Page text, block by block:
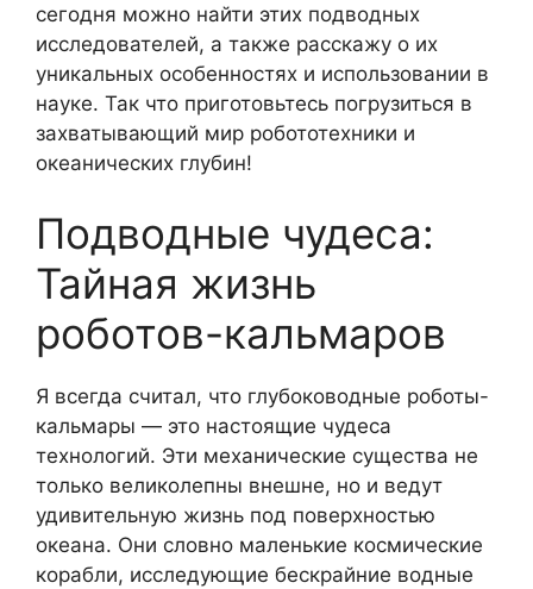
сегодня можно найти этих подводных
исследователей, а также расскажу о их
уникальных особенностях и использовании в
науке. Так что приготовьтесь погрузиться в
захватывающий мир робототехники и
океанических глубин!
Подводные чудеса:
Тайная жизнь
роботов-кальмаров
Я всегда считал, что глубоководные роботы-
кальмары — это настоящие чудеса
технологий. Эти механические существа не
только великолепны внешне, но и ведут
удивительную жизнь под поверхностью
океана. Они словно маленькие космические
корабли, исследующие бескрайние водные